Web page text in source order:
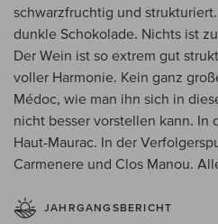
schwarzfruchtig und
dunkle Schokolade. Nichts ist
Der Wein ist so extrem gut
voller Harmonie. Kein ganz
Médoc, wie man ihn sich in
nicht besser vorstellen kann. In
Haut-Maurac. In der
Carmenere und Clos Manou.
JAHRGANGSBERICHT